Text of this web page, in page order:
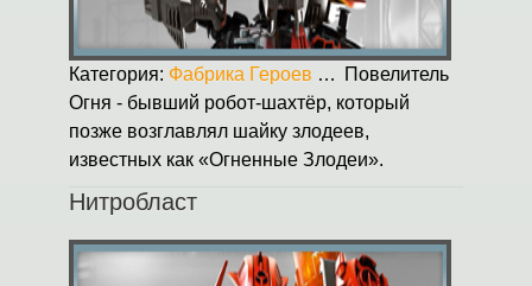
Категория: Фабрика Героев Опубликовано:
Повелитель
Огня - бывший робот-шахтёр, который
позже возглавлял шайку злодеев,
известных как «Огненные Злодеи».
Нитробласт